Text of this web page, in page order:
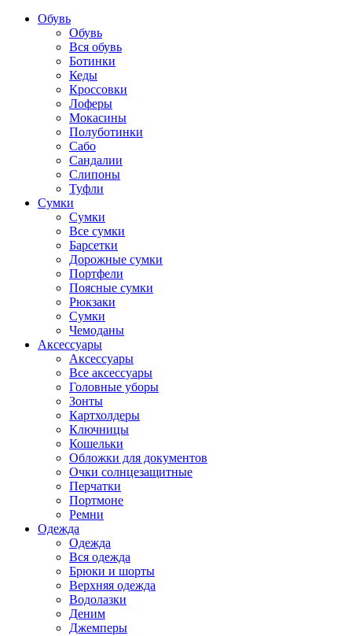
Обувь
Обувь
Вся обувь
Ботинки
Кеды
Кроссовки
Лоферы
Мокасины
Полуботинки
Сабо
Сандалии
Слипоны
Туфли
Сумки
Сумки
Все сумки
Барсетки
Дорожные сумки
Портфели
Поясные сумки
Рюкзаки
Сумки
Чемоданы
Аксессуары
Аксессуары
Все аксессуары
Головные уборы
Зонты
Картхолдеры
Ключницы
Кошельки
Обложки для документов
Очки солнцезащитные
Перчатки
Портмоне
Ремни
Одежда
Одежда
Вся одежда
Брюки и шорты
Верхняя одежда
Водолазки
Деним
Джемперы